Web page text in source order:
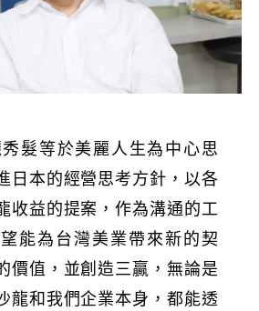
髮等於美麗人生為中心思
日本的經營思考方針，以各
收益的提案，作為溝通的工
能為台灣美業帶來新的契
價值，並創造三贏，無論是
龍和我們企業本身，都能透